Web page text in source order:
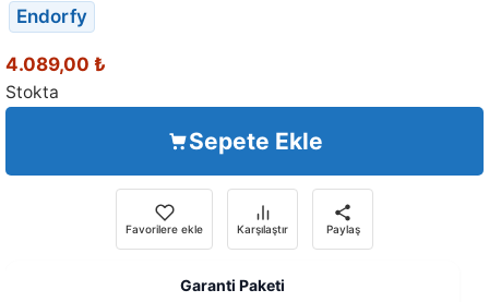
Endorfy
4.089,00 ₺
Stokta
Sepete Ekle
Favorilere ekle Karşılaştır Paylaş
Garanti Paketi